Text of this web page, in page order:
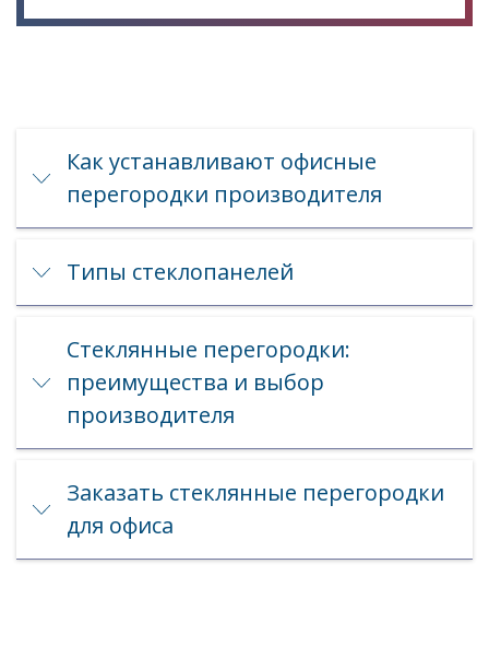
Как устанавливают офисные
перегородки производителя
Типы стеклопанелей
Стеклянные перегородки:
преимущества и выбор
производителя
Заказать стеклянные перегородки
для офиса